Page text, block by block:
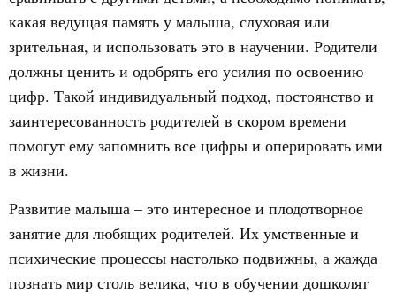
какая ведущая память у малыша, слуховая или
зрительная, и использовать это в научении. Родители
должны ценить и одобрять его усилия по освоению
цифр. Такой индивидуальный подход, постоянство и
заинтересованность родителей в скором времени
помогут ему запомнить все цифры и оперировать ими
в жизни.
Развитие малыша – это интересное и плодотворное
занятие для любящих родителей. Их умственные и
психические процессы настолько подвижны, а жажда
познать мир столь велика, что в обучении дошколят